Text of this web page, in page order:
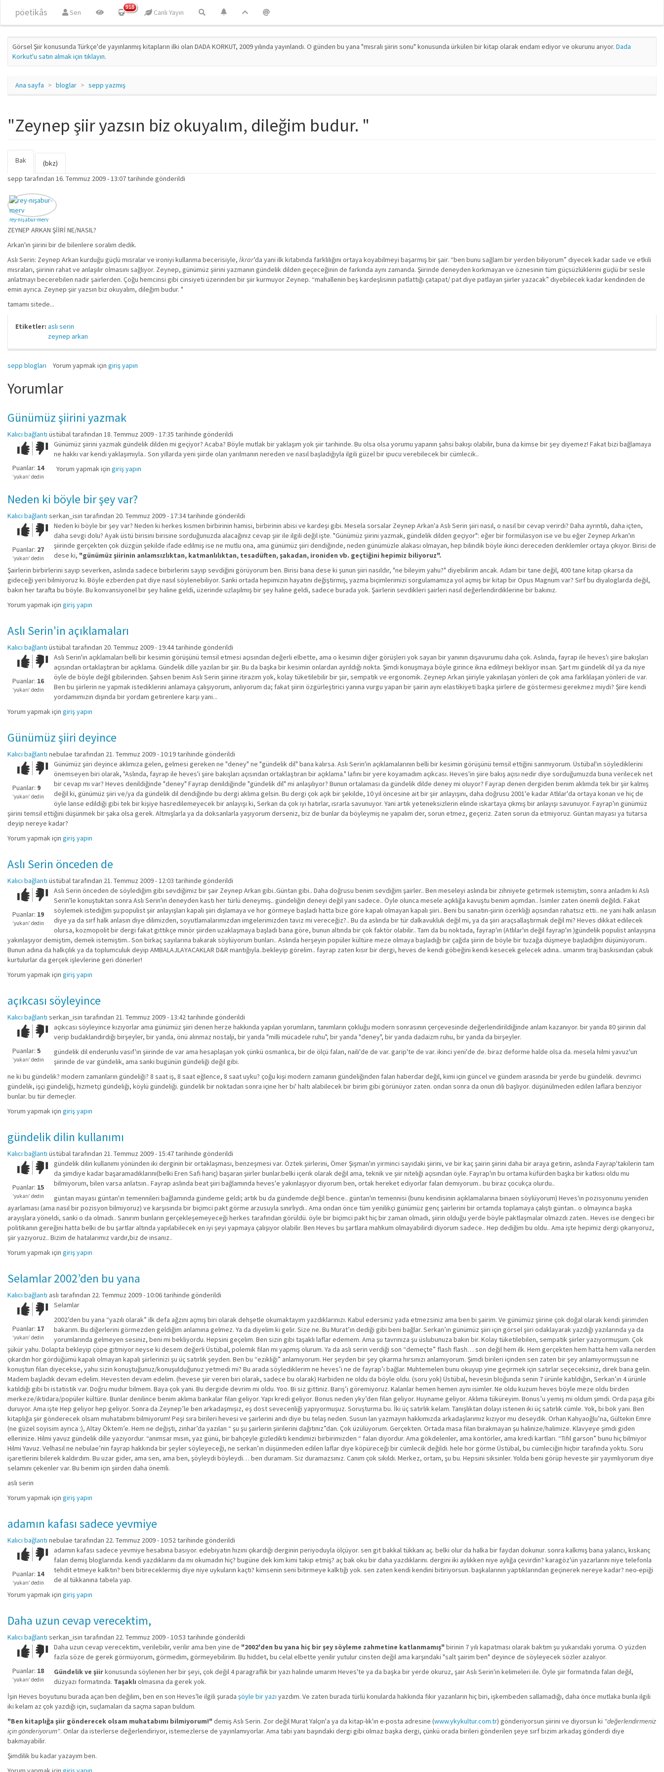
pöetikâs Sen
918
Canlı Yayın
Görsel Şiir konusunda Türkçe'de yayınlanmış kitapların ilki olan DADA KORKUT, 2009 yılında yayınlandı. O günden bu yana "mısralı şiirin sonu" konusunda ürkülen bir kitap olarak endam ediyor ve okurunu arıyor. Dada
Korkut'u satın almak için tıklayın.
Ana sayfa bloglar sepp yazmış
"Zeynep şiir yazsın biz okuyalım, dileğim budur. "
Birincil sekmeler
Bak
sekme)
(bkz)
sepp tarafından 16. Temmuz 2009 - 13:07 tarihinde gönderildi
rey-nişabur-merv
ZEYNEP ARKAN ŞİİRİ NE/NASIL?
Arkan'ın şiirini bir de bilenlere soralım dedik.
Aslı Serin: Zeynep Arkan kurduğu güçlü mısralar ve ironiyi kullanma becerisiyle, İkrar’da yani ilk kitabında farklılığını ortaya koyabilmeyi başarmış bir şair. “ben bunu sağlam bir yerden biliyorum” diyecek kadar sade ve etkili
mısraları, şiirinin rahat ve anlaşılır olmasını sağlıyor. Zeynep, günümüz şiirini yazmanın gündelik dilden geçeceğinin de farkında aynı zamanda. Şiirinde deneyden korkmayan ve öznesinin tüm güçsüzlüklerini güçlü bir sesle
anlatmayı becerebilen nadir şairlerden. Çoğu hemcinsi gibi cinsiyeti üzerinden bir şiir kurmuyor Zeynep. “mahallenin beş kardeşlisinin patlattığı çatapat/ pat diye patlayan şiirler yazacak” diyebilecek kadar kendinden de
emin ayrıca. Zeynep şiir yazsın biz okuyalım, dileğim budur. "
tamamı sitede...
Etiketler: aslı serin
zeynep arkan
sepp blogları Yorum yapmak için giriş yapın
Yorumlar
Günümüz şiirini yazmak
Kalıcı bağlantı üstübaltarafından 18. Temmuz 2009 - 17:35 tarihinde gönderildi
Çok iyi!O
kadar
iyi
değil!
Puanlar: 14
‘yukarı’ dedin
Günümüz şiirini yazmak gündelik dilden mi geçiyor? Acaba? Böyle mutlak bir yaklaşım yok şiir tarihinde. Bu olsa olsa yorumu yapanın şahsi bakışı olabilir, buna da kimse bir şey diyemez! Fakat bizi bağlamaya
ne hakkı var kendi yaklaşımıyla.. Son yıllarda yeni şiirde olan yarılmanın nereden ve nasıl başladığıyla ilgili güzel bir ipucu verebilecek bir cümlecik..
Yorum yapmak için giriş yapın
Neden ki böyle bir şey var?
Kalıcı bağlantı serkan_isin tarafından 20. Temmuz 2009 - 17:34 tarihinde gönderildi
Çok iyi!O
kadar
iyi
değil!
Puanlar: 27
‘yukarı’ dedin
Neden ki böyle bir şey var? Neden ki herkes kısmen birbirinin hamisi, birbirinin abisi ve kardeşi gibi. Mesela sorsalar Zeynep Arkan'a Aslı Serin şiiri nasıl, o nasıl bir cevap verirdi? Daha ayrıntılı, daha içten,
daha sevgi dolu? Ayak üstü birisini birisine sorduğunuzda alacağınız cevap şiir ile ilgili değil işte. "Günümüz şiirini yazmak, gündelik dilden geçiyor": eğer bir formülasyon ise ve bu eğer Zeynep Arkan'ın
şiirinde gerçekten çok düzgün şekilde ifade edilmiş ise ne mutlu ona, ama günümüz şiiri dendiğinde, neden günümüzle alakası olmayan, hep bilindik böyle ikinci dereceden denklemler ortaya çıkıyor. Birisi de
dese ki, "günümüz şiirinin anlamsızlıktan, katmanlılıktan, tesadüften, şakadan, ironiden vb. geçtiğini hepimiz biliyoruz".
Şairlerin birbirlerini sayıp severken, aslında sadece birbirlerini sayıp sevdiğini görüyorum ben. Birisi bana dese ki şunun şiiri nasıldır, "ne bileyim yahu?" diyebilirim ancak. Adam bir tane değil, 400 tane kitap çıkarsa da
gideceği yeri bilmiyoruz ki. Böyle ezberden pat diye nasıl söylenebiliyor. Sanki ortada hepimizin hayatını değiştirmiş, yazma biçimlerimizi sorgulamamıza yol açmış bir kitap bir Opus Magnum var? Sırf bu diyaloglarda değil,
bakın her tarafta bu böyle. Bu konvansiyonel bir şey haline geldi, üzerinde uzlaşılmış bir şey haline geldi, sadece burada yok. Şairlerin sevdikleri şairleri nasıl değerlendirdiklerine bir bakınız.
Yorum yapmak için giriş yapın
Aslı Serin'in açıklamaları
Kalıcı bağlantı üstübaltarafından 20. Temmuz 2009 - 19:44 tarihinde gönderildi
Çok iyi!O
kadar
iyi
değil!
Puanlar: 16
‘yukarı’ dedin
Aslı Serin'in açıklamaları belli bir kesimin görüşünü temsil etmesi açısından değerli elbette, ama o kesimin diğer görüşleri yok sayan bir yanının dışavurumu daha çok. Aslında, fayrap ile heves'i şiire bakışları
açısından ortaklaştıran bir açıklama. Gündelik dille yazılan bir şiir. Bu da başka bir kesimin onlardan ayrıldığı nokta. Şimdi konuşmaya böyle girince ikna edilmeyi bekliyor insan. Şart mı gündelik dil ya da niye
öyle de böyle değil gibilerinden. Şahsen benim Aslı Serin şiirine itirazım yok, kolay tüketilebilir bir şiir, sempatik ve ergonomik. Zeynep Arkan şiiriyle yakınlaşan yönleri de çok ama farklılaşan yönleri de var.
Ben bu şiirlerin ne yapmak istediklerini anlamaya çalışıyorum, anlıyorum da; fakat şiirin özgürleştirici yanına vurgu yapan bir şairin aynı elastikiyeti başka şiirlere de göstermesi gerekmez miydi? Şiire kendi
yordamımızın dışında bir yordam getirenlere karşı yani...
Yorum yapmak için giriş yapın
Günümüz şiiri deyince
Kalıcı bağlantı nebulae tarafından 21. Temmuz 2009 - 10:19 tarihinde gönderildi
Çok iyi!O
kadar
iyi
değil!
Puanlar: 9
‘yukarı’ dedin
Günümüz şiiri deyince aklımıza gelen, gelmesi gereken ne "deney" ne "gündelik dil" bana kalırsa. Aslı Serin'in açıklamalarının belli bir kesimin görüşünü temsil ettiğini sanmıyorum. Üstübal'ın söylediklerini
önemseyen biri olarak, "Aslında, fayrap ile heves'i şiire bakışları açısından ortaklaştıran bir açıklama." lafını bir yere koyamadım açıkcası. Heves'in şiire bakış açısı nedir diye sorduğumuzda buna verilecek net
bir cevap mı var? Heves denildiğinde "deney" Fayrap denildiğinde "gündelik dil" mi anlaşılıyor? Bunun ortalaması da gündelik dilde deney mi oluyor? Fayrap denen dergiden benim aklımda tek bir şiir kalmış
değil ki, günümüz şiiri ve/ya da gündelik dil dendiğinde bu dergi aklıma gelsin. Bu dergi çok açık bir şekilde, 10 yıl öncesine ait bir şiir anlayışını, daha doğrusu 2001'e kadar Atlılar'da ortaya konan ve hiç de
öyle lanse edildiği gibi tek bir kişiye hasredilemeyecek bir anlayışı ki, Serkan da çok iyi hatırlar, ısrarla savunuyor. Yani artık yeteneksizlerin elinde ıskartaya çıkmış bir anlayışı savunuyor. Fayrap'ın günümüz
şiirini temsil ettiğini düşünmek bir şaka olsa gerek. Altmışlarla ya da doksanlarla yaşıyorum derseniz, biz de bunlar da böyleymiş ne yapalım der, sorun etmez, geçeriz. Zaten sorun da etmiyoruz. Güntan mayası ya tutarsa
deyip nereye kadar?
Yorum yapmak için giriş yapın
Aslı Serin önceden de
Kalıcı bağlantı üstübaltarafından 21. Temmuz 2009 - 12:03 tarihinde gönderildi
Çok iyi!O
kadar
iyi
değil!
Puanlar: 19
‘yukarı’ dedin
Aslı Serin önceden de söylediğim gibi sevdiğimiz bir şair Zeynep Arkan gibi..Güntan gibi.. Daha doğrusu benim sevdiğim şairler.. Ben meseleyi aslında bir zihniyete getirmek istemiştim, sonra anladım ki Aslı
Serin'le konuştuktan sonra Aslı Serin'in deneyden kastı her türlü deneymiş.. gündeliğin deneyi değil yani sadece.. Öyle olunca mesele açıklığa kavuştu benim açımdan.. İsimler zaten önemli değildi. Fakat
söylemek istediğim şu:populist şiir anlayışları kapalı şiiri dışlamaya ve hor görmeye başladı hatta bize göre kapalı olmayan kapalı şiiri.. Beni bu sanatın-şiirin özerkliği açısından rahatsız etti.. ne yani halk anlasın
diye ya da sırf halk anlasın diye dilimizden, soyutlamalarımızdan imgelerimizden taviz mi vereceğiz?.. Bu da aslında bir tür dalkavukluk değil mi, ya da şiiri araçsallaştırmak değil mi? Heves dikkat edilecek
olursa, kozmopolit bir dergi fakat gittikçe minör şiirden uzaklaşmaya başladı bana göre, bunun altında bir çok faktör olabilir.. Tam da bu noktada, fayrap'ın (Atlılar'ın değil fayrap'ın )gündelik populist anlayışına
yakınlaşıyor demiştim, demek istemiştim.. Son birkaç sayılarına bakarak söylüyorum bunları.. Aslında herşeyin popüler kültüre meze olmaya başladığı bir çağda şiirin de böyle bir tuzağa düşmeye başladığını düşünüyorum..
Bunun adına da halkçılık ya da toplumculuk deyip AMBALAJLAYACAKLAR D&R mantığıyla..bekleyip görelim.. fayrap zaten kısır bir dergi, heves de kendi göbeğini kendi kesecek gelecek adına.. umarım tiraj baskısından çabuk
kurtulurlar da gerçek işlevlerine geri dönerler!
Yorum yapmak için giriş yapın
açıkcası söyleyince
Kalıcı bağlantı serkan_isin tarafından 21. Temmuz 2009 - 13:42 tarihinde gönderildi
Çok iyi!O
kadar
iyi
değil!
Puanlar: 5
‘yukarı’ dedin
açıkcası söyleyince kızıyorlar ama günümüz şiiri denen herze hakkında yapılan yorumların, tanımların çokluğu modern sonrasının çerçevesinde değerlendirildiğinde anlam kazanıyor. bir yanda 80 şiirinin dal
verip budaklandırdığı birşeyler, bir yanda, önü alınmaz nostalji, bir yanda "milli mücadele ruhu", bir yanda "deney", bir yanda dadaizm ruhu, bir yanda da birşeyler.
gündelik dil enderunlu vasıf'ın şiirinde de var ama hesaplaşan yok çünkü osmanlıca, bir de ölçü falan, naili'de de var. garip'te de var. ikinci yeni'de de. biraz deforme halde olsa da. mesela hilmi yavuz'un
şiirinde de var gündelik, ama sanki bugünün gündeliği değil gibi.
ne ki bu gündelik? modern zamanların gündeliği? 8 saat iş, 8 saat eğlence, 8 saat uyku? çoğu kişi modern zamanın gündeliğinden falan haberdar değil, kimi için güncel ve gündem arasında bir yerde bu gündelik. devrimci
gündelik, işçi gündeliği, hizmetçi gündeliği, köylü gündeliği. gündelik bir noktadan sonra içine her bi' haltı alabilecek bir birim gibi görünüyor zaten. ondan sonra da onun dili başlıyor. düşünülmeden edilen laflara benziyor
bunlar. bu tür demeçler.
Yorum yapmak için giriş yapın
gündelik dilin kullanımı
Kalıcı bağlantı üstübaltarafından 21. Temmuz 2009 - 15:47 tarihinde gönderildi
Çok iyi!O
kadar
iyi
değil!
Puanlar: 15
‘yukarı’ dedin
gündelik dilin kullanımı yönünden iki derginin bir ortaklaşması, benzeşmesi var. Öztek şiirlerini, Ömer Şişman'ın yirminci sayıdaki şiirini, ve bir kaç şairin şiirini daha bir araya getirin, aslında Fayrap'takilerin tam
da şimdiye kadar başaramadıklarını(belki Eren Safi hariç) başaran şiirler bunlar.belki içerik olarak değil ama, teknik ve şiir niteliği açısından öyle. Fayrap'ın bu ortama küfürden başka bir katkısı oldu mu
bilmiyorum, bilen varsa anlatsın.. Fayrap aslında beat şiiri bağlamında heves'e yakınlaşıyor diyorum ben, ortak hereket ediyorlar falan demiyorum.. bu biraz çocukça olurdu..
güntan mayası güntan'ın temennileri bağlamında gündeme geldi; artık bu da gündemde değil bence.. güntan'ın temennisi (bunu kendisinin açıklamalarına binaen söylüyorum) Heves'in pozisyonunu yeniden
ayarlaması (ama nasıl bir pozisyon bilmiyoruz) ve karşısında bir biçimci pakt görme arzusuyla sınırlıydı.. Ama ondan önce tüm yenilikçi günümüz genç şairlerini bir ortamda toplamaya çalıştı güntan.. o olmayınca başka
arayışlara yöneldi, sanki o da olmadı.. Sanırım bunların gerçekleşemeyeceği herkes tarafından görüldü. öyle bir biçimci pakt hiç bir zaman olmadı, şiirin olduğu yerde böyle paktlaşmalar olmazdı zaten.. Heves ise dengeci bir
politikanın gereğini hatta belki de bu şartlar altında yapılabilecek en iyi şeyi yapmaya çalışıyor olabilir. Ben Heves bu şartlara mahkum olmayabilirdi diyorum sadece.. Hep dediğim bu oldu.. Ama işte hepimiz dergi çıkarıyoruz,
şiir yazıyoruz.. Bizim de hatalarımız vardır,biz de insanız..
Yorum yapmak için giriş yapın
Selamlar 2002’den bu yana
Kalıcı bağlantı aslı tarafından 22. Temmuz 2009 - 10:06 tarihinde gönderildi
Çok iyi!O
kadar
iyi
değil!
Puanlar: 17
‘yukarı’ dedin
Selamlar
2002’den bu yana “yazılı olarak” ilk defa ağzını açmış biri olarak dehşetle okumaktayım yazdıklarınızı. Kabul edersiniz yada etmezsiniz ama ben bi şairim. Ve günümüz şiirine çok doğal olarak kendi şiirimden
bakarım. Bu diğerlerini görmezden geldiğim anlamına gelmez. Ya da diyelim ki gelir. Size ne. Bu Murat’ın dediği gibi beni bağlar. Serkan’ın günümüz şiiri için görsel şiiri odaklayarak yazdığı yazılarında ya da
yorumlarında gelmeyen sesiniz, beni mi bekliyordu. Hepsini geçelim. Ben sizin gibi taşaklı laflar edemem. Ama şu tavrınıza şu üslubunuza bakın bir. Kolay tüketilebilen, sempatik şiirler yazıyormuşum. Çok
şükür yahu. Dolapta bekleyip çöpe gitmiyor neyse ki desem değerli Üstübal, polemik filan mı yapmış olurum. Ya da aslı serin verdiği son “demeçte” flash flash… son değil hem ilk. Hem gerçekten hem hatta hem valla nerden
çıkardın hor gördüğümü kapalı olmayan kapalı şiirlerinizi şu üç satırlık şeyden. Ben bu “ezikliği” anlamıyorum. Her şeyden bir şey çıkarma hırsınızı anlamıyorum. Şimdi birileri içinden sen zaten bir şey anlamıyormuşsun ne
konuştun filan diyecekse, yahu sizin konuştuğunuz/konuşulduğunuz yetmedi mi? Bu arada söylediklerim ne heves’i ne de fayrap’ı bağlar. Muhtemelen bunu okuyup yine geçirmek için satırlar seçeceksiniz, direk bana gelin.
Madem başladık devam edelim. Hevesten devam edelim. (hevese şiir veren biri olarak, sadece bu olarak) Harbiden ne oldu da böyle oldu. (soru yok) Üstübal, hevesin bloğunda senin 7 ürünle katıldığın, Serkan’ın 4 ürünle
katıldığı gibi bi istatistik var. Doğru mudur bilmem. Baya çok yani. Bu dergide devrim mi oldu. Yoo. Bi siz gittiniz. Barış’ı göremiyoruz. Kalanlar hemen hemen aynı isimler. Ne oldu kuzum heves böyle meze oldu birden
merkeze/iktidara/popüler kültüre. Bunlar denilince benim aklıma bankalar filan geliyor. Yapı kredi geliyor. Bonus neden yky’den filan geliyor. Huyname geliyor. Aklıma tüküreyim. Bonus’u yemiş mi oldum şimdi. Orda paşa gibi
duruyor. Ama işte Hep geliyor hep geliyor. Sonra da Zeynep’le ben arkadaşmışız, eş dost sevecenliği yapıyormuşuz. Soruşturma bu. İki üç satırlık kelam. Tanışlıktan dolayı istenen iki üç satırlık cümle. Yok, bi bok yani. Ben
kitaplığa şiir gönderecek olsam muhatabımı bilmiyorum! Peşi sıra birileri hevesi ve şairlerini andı diye bu telaş neden. Susun lan yazmayın hakkımızda arkadaşlarımız kızıyor mu deseydik. Orhan Kahyaoğlu’na, Gültekin Emre
(ne güzel soyisim ayrıca :), Altay Öktem’e. Hem ne değişti, zinhar’da yazılan “ şu şu şairlerin şiirilerini dağıtınız”dan. Çok üzülüyorum. Gerçekten. Ortada masa filan bırakmayan şu halinize/halimize. Klavyeye şimdi giden
ellerinize. Hilmi yavuz gündelik dille yazıyordur. “anımsar mısın, yaz günü, bir bahçeyle gizledikti kendimizi birbirimizden “ falan diyordur. Ama gökdelenler, ama kontörler, ama kredi kartları. “Tıfıl garson” bunu hiç bilmiyor
Hilmi Yavuz. Velhasıl ne nebulae’nin fayrap hakkında bir şeyler söyleyeceği, ne serkan’ın düşünmeden edilen laflar diye köpüreceği bir cümlecik değildi. hele hor görme Üstübal, bu cümleciğin hiçbir tarafında yoktu. Soru
işaretlerini bilerek kaldırdım. Bu uzar gider, ama sen, ama ben, şöyleydi böyleydi… ben duramam. Siz duramazsınız. Canım çok sıkıldı. Merkez, ortam, şu bu. Hepsini siksinler. Yolda beni görüp heveste şiir yayımlıyorum diye
selamını çekenler var. Bu benim için şiirden daha önemli.
aslı serin
Yorum yapmak için giriş yapın
adamın kafası sadece yevmiye
Kalıcı bağlantı nebulae tarafından 22. Temmuz 2009 - 10:52 tarihinde gönderildi
Çok iyi!O
kadar
iyi
değil!
Puanlar: 14
‘yukarı’ dedin
adamın kafası sadece yevmiye hesabına basıyor. edebiyatın hızını çıkardığı derginin periyoduyla ölçüyor. sen git bakkal tükkanı aç. belki olur da halka bir faydan dokunur. sonra kalkmış bana yalancı, kıskanç
falan demiş bloglarında. kendi yazdıklarını da mı okumadın hiç? bugüne dek kim kimi takip etmiş? aç bak oku bir daha yazdıklarını. dergini iki aylıkken niye aylığa çevirdin? karagöz'ün yazarlarını niye telefonla
tehdit etmeye kalktın? beni bitireceklermiş diye niye uykuların kaçtı? kimsenin seni bitirmeye kalktığı yok. sen zaten kendi kendini bitiriyorsun. başkalarının yaptıklarından geçinerek nereye kadar? neo-epiği
de al tükkanına tabela yap.
Yorum yapmak için giriş yapın
Daha uzun cevap verecektim,
Kalıcı bağlantı serkan_isin tarafından 22. Temmuz 2009 - 10:53 tarihinde gönderildi
Çok iyi!O
kadar
iyi
değil!
Puanlar: 18
‘yukarı’ dedin
Daha uzun cevap verecektim, verilebilir, verilir ama ben yine de "2002'den bu yana hiç bir şey söyleme zahmetine katlanmamış" birinin 7 yılı kapatması olarak baktım şu yukarıdaki yoruma. O yüzden
fazla söze de gerek görmüyorum, görmedim, görmeyebilirim. Bu hiddet, bu celal elbette yenilir yutulur cinsten değil ama karşındaki "salt şairim ben" deyince de söyleyecek sözler azalıyor.
Gündelik ve şiirkonusunda söylenen her bir şeyi, çok değil 4 paragraflık bir yazı halinde umarım Heves'te ya da başka bir yerde okuruz, şair Aslı Serin'in kelimeleri ile. Öyle şiir formatında falan değil,
düzyazı formatında. Taşaklı olmasına da gerek yok.
İşin Heves boyutunu burada açan ben değilim, ben en son Heves'le ilgili şurada şöyle bir yazı yazdım. Ve zaten burada türlü konularda hakkında fikir yazanların hiç biri, işkembeden sallamadığı, daha önce mutlaka bunla ilgili
iki kelam az çok yazdığı için, suçlamaları da saçma sapan buldum.
"Ben kitaplığa şiir gönderecek olsam muhatabımı bilmiyorum!" demiş Aslı Serin. Zor değil Murat Yalçın'a ya da kitap-lık'ın e-posta adresine (www.ykykultur.com.tr) gönderiyorsun şiirini ve diyorsun ki "değerlendirmeniz
için gönderiyorum". Onlar da isterlerse değerlendiriyor, istemezlerse de yayınlamıyorlar. Ama tabi yanı başındaki dergi gibi olmaz başka dergi, çünkü orada birileri gönderilen şeye sırf bizim arkadaş gönderdi diye
bakmayabilir.
Şimdilik bu kadar yazayım ben.